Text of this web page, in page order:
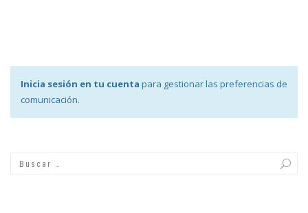
Inicia sesión en tu cuenta para gestionar las preferencias de
comunicación.